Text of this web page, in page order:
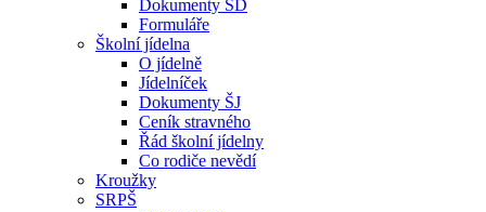
Dokumenty ŠD
Formuláře
Školní jídelna
O jídelně
Jídelníček
Dokumenty ŠJ
Ceník stravného
Řád školní jídelny
Co rodiče nevědí
Kroužky
SRPŠ